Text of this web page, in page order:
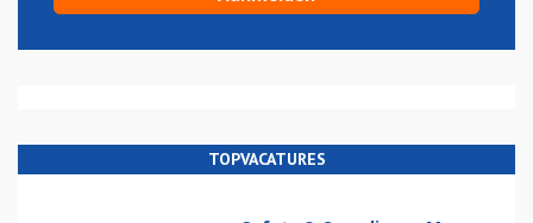
TOPVACATURES